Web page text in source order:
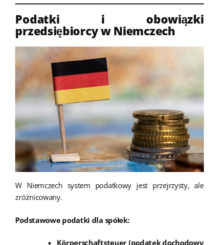
Podatki i obowiązki
przedsiębiorcy w Niemczech
W Niemczech system podatkowy jest przejrzysty, ale
zróżnicowany.
Podstawowe podatki dla spółek:
Körperschaftsteuer (podatek dochodowy